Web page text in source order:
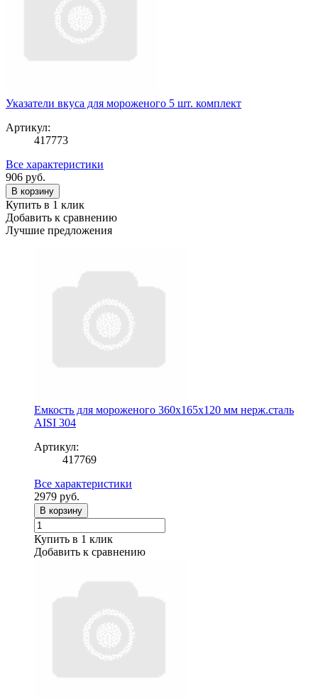
Указатели вкуса для мороженого 5 шт. комплект
Артикул:
417773
Все характеристики
906 руб.
В корзину
Купить в 1 клик
Добавить к сравнению
Лучшие предложения
Емкость для мороженого 360x165x120 мм нерж.сталь
AISI 304
Артикул:
417769
Все характеристики
2979 руб.
В корзину
Купить в 1 клик
Добавить к сравнению